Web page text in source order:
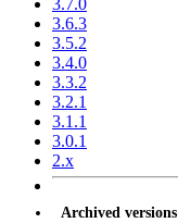
3.7.0
3.6.3
3.5.2
3.4.0
3.3.2
3.2.1
3.1.1
3.0.1
2.x
Archived versions